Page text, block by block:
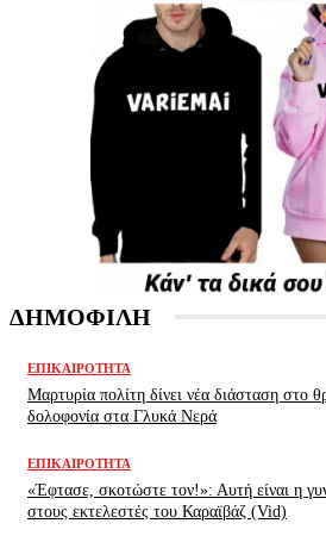
ΔΗΜΟΦΙΛΗ
ΕΠΙΚΑΙΡΌΤΗΤΑ
Μαρτυρία πολίτη δίνει νέα διάσταση στο
δολοφονία στα Γλυκά Νερά
ΕΠΙΚΑΙΡΌΤΗΤΑ
«Έφτασε, σκοτώστε τον!»: Αυτή είναι η
στους εκτελεστές του Καραϊβάζ (Vid)